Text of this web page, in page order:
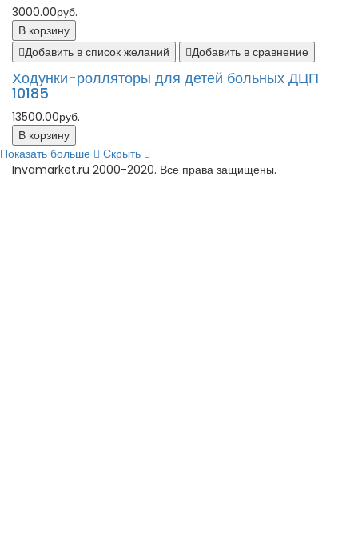
3000.00руб.
В корзину
Добавить в список желаний
Добавить в сравнение
Ходунки-ролляторы для детей больных ДЦП
10185
13500.00руб.
В корзину
Показать больше
Скрыть
Invamarket.ru 2000-2020. Все права защищены.